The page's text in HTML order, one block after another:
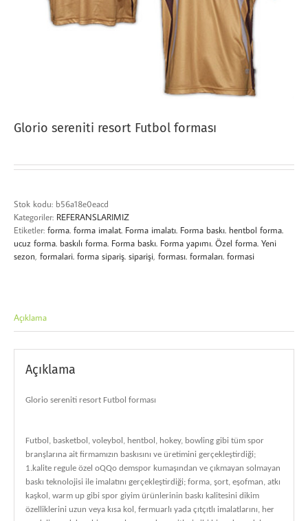
Glorio sereniti resort Futbol forması
Stok kodu: b56a18e0eacd
Kategoriler: REFERANSLARIMIZ
Etiketler: forma. forma imalat. Forma imalatı. Forma baskı. hentbol forma.
ucuz forma. baskılı forma. Forma baskı. Forma yapımı. Özel forma. Yeni
sezon formalari. forma sipariş. siparişi forması. formaları. formasi
Açıklama
Açıklama
Glorio sereniti resort Futbol forması
Futbol, basketbol, voleybol, hentbol, hokey, bowling gibi tüm spor
branşlarına ait firmamızın baskısını ve üretimini gerçekleştirdiği;
1.kalite regule özel oQQo demspor kumaşından ve çıkmayan solmayan
baskı teknolojisi ile imalatını gerçekleştirdiği; forma, şort, eşofman, atkı
kaşkol, warm up gibi spor giyim ürünlerinin baskı kalitesini dikim
özelliklerini uzun veya kısa kol, fermuarlı yada çıtçıtlı imalatlarını, her